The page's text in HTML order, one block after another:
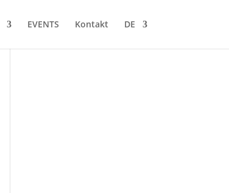
EVENTS Kontakt DE